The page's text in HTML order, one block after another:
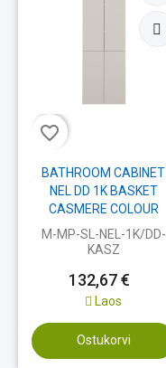
favorite_border
BATHROOM CABINET
NEL DD 1K BASKET
CASMERE COLOUR
LONG DOORS
M-MP-SL-NEL-1K/DD-
KASZ
132,67 €
Laos
Ostukorvi